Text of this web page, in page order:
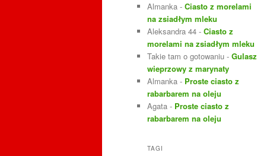
Almanka - Ciasto z morelami
na zsiadłym mleku
Aleksandra 44 - Ciasto z
morelami na zsiadłym mleku
Takie tam o gotowaniu - Gulasz
wieprzowy z marynaty
Almanka - Proste ciasto z
rabarbarem na oleju
Agata - Proste ciasto z
rabarbarem na oleju
TAGI